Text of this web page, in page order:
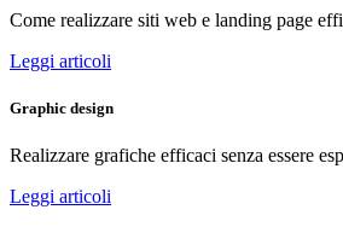
Come realizzare siti web e landing page
Leggi articoli
Graphic design
Realizzare grafiche efficaci senza essere
Leggi articoli